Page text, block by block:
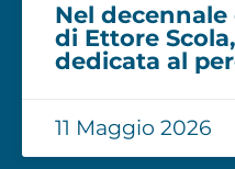
Nel
di Ettore
dedicata al
11 Maggio 2026